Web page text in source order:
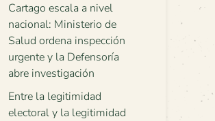
Cartago escala a nivel
nacional: Ministerio de
Salud ordena inspección
urgente y la Defensoría
abre investigación
Entre la legitimidad
electoral y la legitimidad